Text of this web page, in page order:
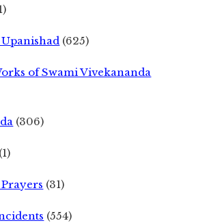
(625)
of Swami Vivekananda
(306)
(1)
(31)
(554)